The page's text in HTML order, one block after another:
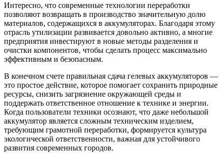
Интересно, что современные технологии переработки
позволяют возвращать в производство значительную долю
материалов, содержащихся в аккумуляторах. Благодаря этому
отрасль утилизации развивается довольно активно, а многие
предприятия инвестируют в новые методы разделения и
очистки компонентов, чтобы сделать процесс максимально
эффективным и безопасным.
В конечном счете правильная сдача гелевых аккумуляторов —
это простое действие, которое помогает сохранить природные
ресурсы, снизить загрязнение окружающей среды и
поддержать ответственное отношение к технике и энергии.
Когда пользователи техники осознают, что даже небольшой
аккумулятор является сложным техническим изделием,
требующим грамотной переработки, формируется культура
экологической ответственности, важная для устойчивого
развития современных городов.